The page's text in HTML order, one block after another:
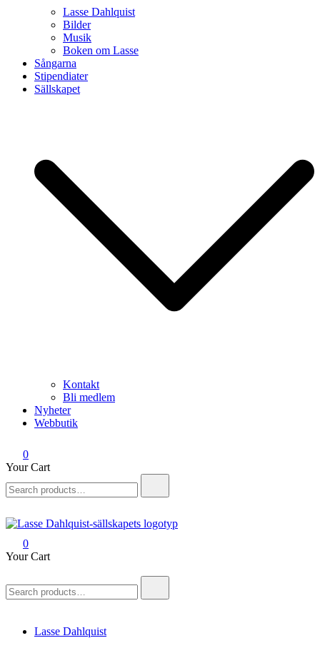
Lasse Dahlquist
Bilder
Musik
Boken om Lasse
Sångarna
Stipendiater
Sällskapet
Kontakt
Bli medlem
Nyheter
Webbutik
0
Your Cart
for:
Lasse Dahlquist-sällskapet
Allt om Lasse Dahlquist – kompositör, musiker, artist, kåsör och
skådespelare
0
Your Cart
for:
Lasse Dahlquist